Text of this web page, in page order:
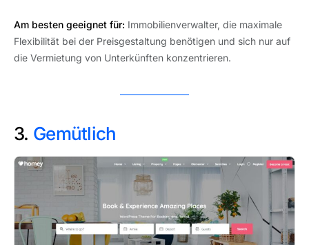
Am besten geeignet für: Immobilienverwalter, die maximale
Flexibilität bei der Preisgestaltung benötigen und sich nur auf
die Vermietung von Unterkünften konzentrieren.
3. Gemütlich